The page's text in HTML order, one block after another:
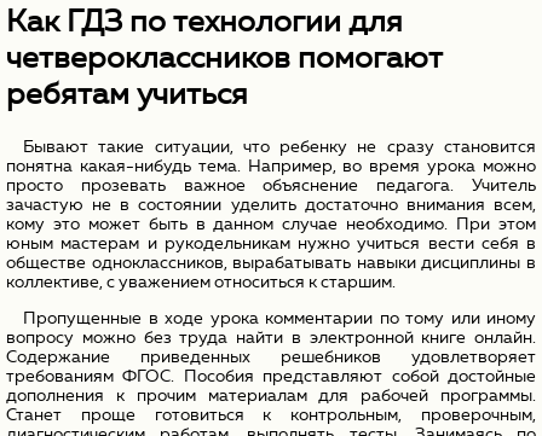
Как ГДЗ по технологии для
четвероклассников помогают
ребятам учиться
Бывают такие ситуации, что ребенку не сразу становится
понятна какая-нибудь тема. Например, во время урока можно
просто прозевать важное объяснение педагога. Учитель
зачастую не в состоянии уделить достаточно внимания всем,
кому это может быть в данном случае необходимо. При этом
юным мастерам и рукодельникам нужно учиться вести себя в
обществе одноклассников, вырабатывать навыки дисциплины в
коллективе, с уважением относиться к старшим.
Пропущенные в ходе урока комментарии по тому или иному
вопросу можно без труда найти в электронной книге онлайн.
Содержание приведенных решебников удовлетворяет
требованиям ФГОС. Пособия представляют собой достойные
дополнения к прочим материалам для рабочей программы.
Станет проще готовиться к контрольным, проверочным,